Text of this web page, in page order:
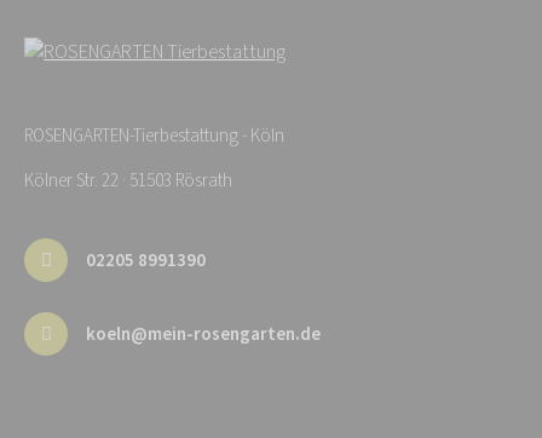
ROSENGARTEN-Tierbestattung - Köln
Kölner Str. 22 · 51503 Rösrath
02205 8991390
koeln@mein-rosengarten.de